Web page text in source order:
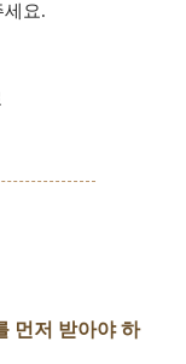
세요.
먼저 받아야 하